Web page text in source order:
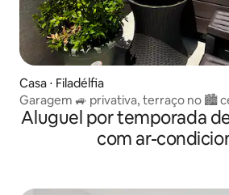
Casa ⋅ Filadélfia
Garagem 🚙 privativa, terraço no 🏙
🔥banheira de hidromassagem
Aluguel por temporada
com ar-